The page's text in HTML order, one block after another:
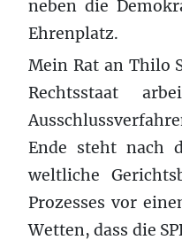
neben die
Ehrenplatz.
Mein Rat an Thilo
Rechtsstaat
Ende steht nach
weltliche
Prozesses vor
Wetten, dass die